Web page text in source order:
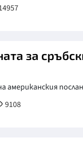
за
американския
9108